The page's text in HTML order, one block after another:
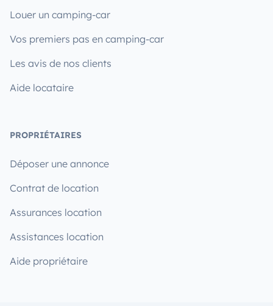
Louer un camping-car
Vos premiers pas en camping-car
Les avis de nos clients
Aide locataire
PROPRIÉTAIRES
Déposer une annonce
Contrat de location
Assurances location
Assistances location
Aide propriétaire